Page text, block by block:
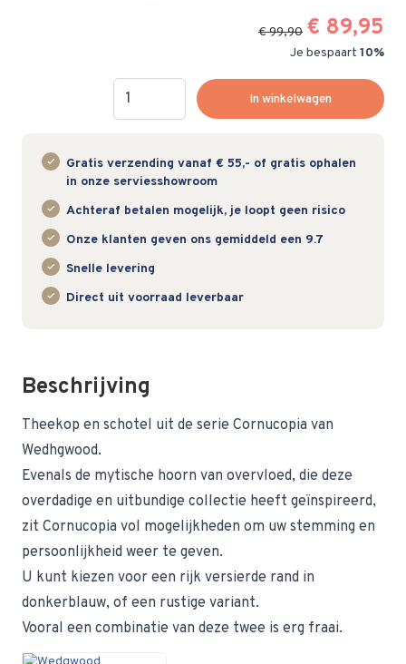
€ 99,90 € 89,95
Je bespaart 10%
Hoeveelheid
In winkelwagen
Gratis verzending vanaf € 55,- of gratis ophalen
in onze serviesshowroom
Achteraf betalen mogelijk, je loopt geen risico
Onze klanten geven ons gemiddeld een 9.7
Snelle levering
Direct uit voorraad leverbaar
Beschrijving
Theekop en schotel uit de serie Cornucopia van
Wedhgwood.
Evenals de mytische hoorn van overvloed, die deze
overdadige en uitbundige collectie heeft geïnspireerd,
zit Cornucopia vol mogelijkheden om uw stemming en
persoonlijkheid weer te geven.
U kunt kiezen voor een rijk versierde rand in
donkerblauw, of een rustige variant.
Vooral een combinatie van deze twee is erg fraai.